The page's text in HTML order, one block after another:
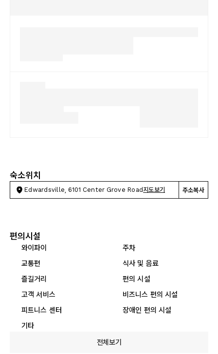
숙소위치
Edwardsville, 6101 Center Grove Road 지도보기 주소복사
편의시설
와이파이
주차
교통편
식사 및 음료
즐길거리
편의 시설
고객 서비스
비즈니스 편의 시설
피트니스 센터
장애인 편의 시설
기타
전체보기